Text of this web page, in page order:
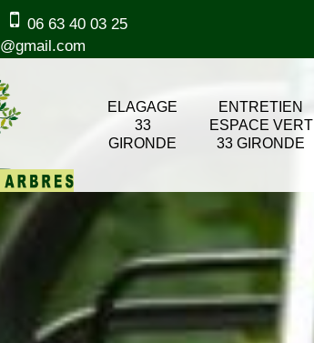
06 63 40 03 25
ELAGAGE
33
GIRONDE
ENTRETIEN
ESPACE VERT
33 GIRONDE